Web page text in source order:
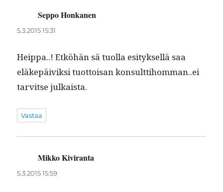
Seppo Honkanen
5.3.2015 15:31
Heip­pa..! Etköhän sä tuol­la esi­tyk­sel­lä saa
eläkepäiviksi tuot­toisan konsulttihomman..ei
tarvitse julkaista.
Vastaa
Mikko Kiviranta
5.3.2015 15:59